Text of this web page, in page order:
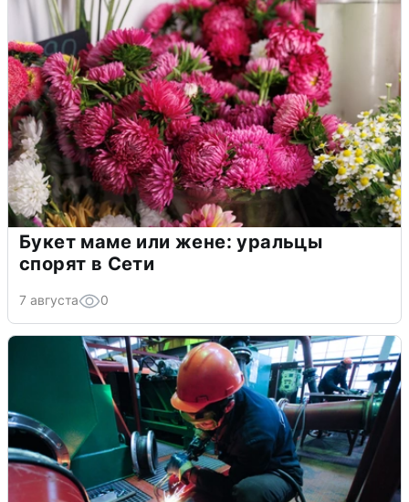
Букет маме или жене: уральцы
спорят в Сети
7 августа 0